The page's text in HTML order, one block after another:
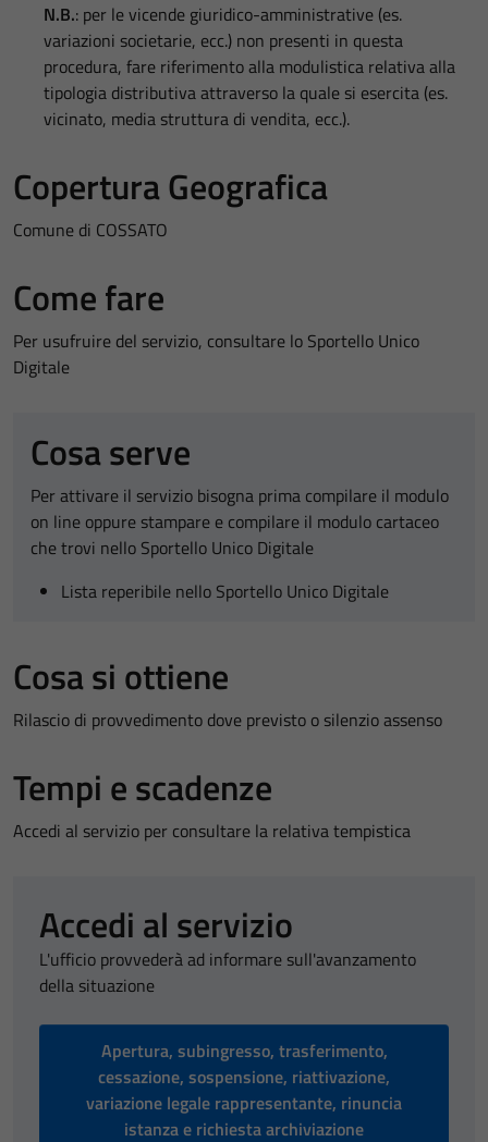
N.B.: per le vicende giuridico-amministrative (es.
variazioni societarie, ecc.) non presenti in questa
procedura, fare riferimento alla modulistica relativa alla
tipologia distributiva attraverso la quale si esercita (es.
vicinato, media struttura di vendita, ecc.).
Copertura Geografica
Comune di COSSATO
Come fare
Per usufruire del servizio, consultare lo Sportello Unico
Digitale
Cosa serve
Per attivare il servizio bisogna prima compilare il modulo
on line oppure stampare e compilare il modulo cartaceo
che trovi nello Sportello Unico Digitale
Lista reperibile nello Sportello Unico Digitale
Cosa si ottiene
Rilascio di provvedimento dove previsto o silenzio assenso
Tempi e scadenze
Accedi al servizio per consultare la relativa tempistica
Accedi al servizio
L'ufficio provvederà ad informare sull'avanzamento
della situazione
Apertura, subingresso, trasferimento,
cessazione, sospensione, riattivazione,
variazione legale rappresentante, rinuncia
istanza e richiesta archiviazione